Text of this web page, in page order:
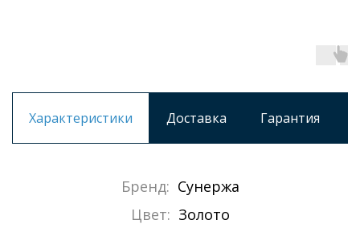
Характеристики Доставка Гарантия
Бренд: Сунержа
Цвет: Золото